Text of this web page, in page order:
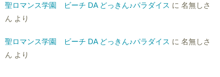
聖ロマンス学園 ビーチ DA どっきん♪パラダイス に 名無しさ
ん より
聖ロマンス学園 ビーチ DA どっきん♪パラダイス に 名無しさ
ん より